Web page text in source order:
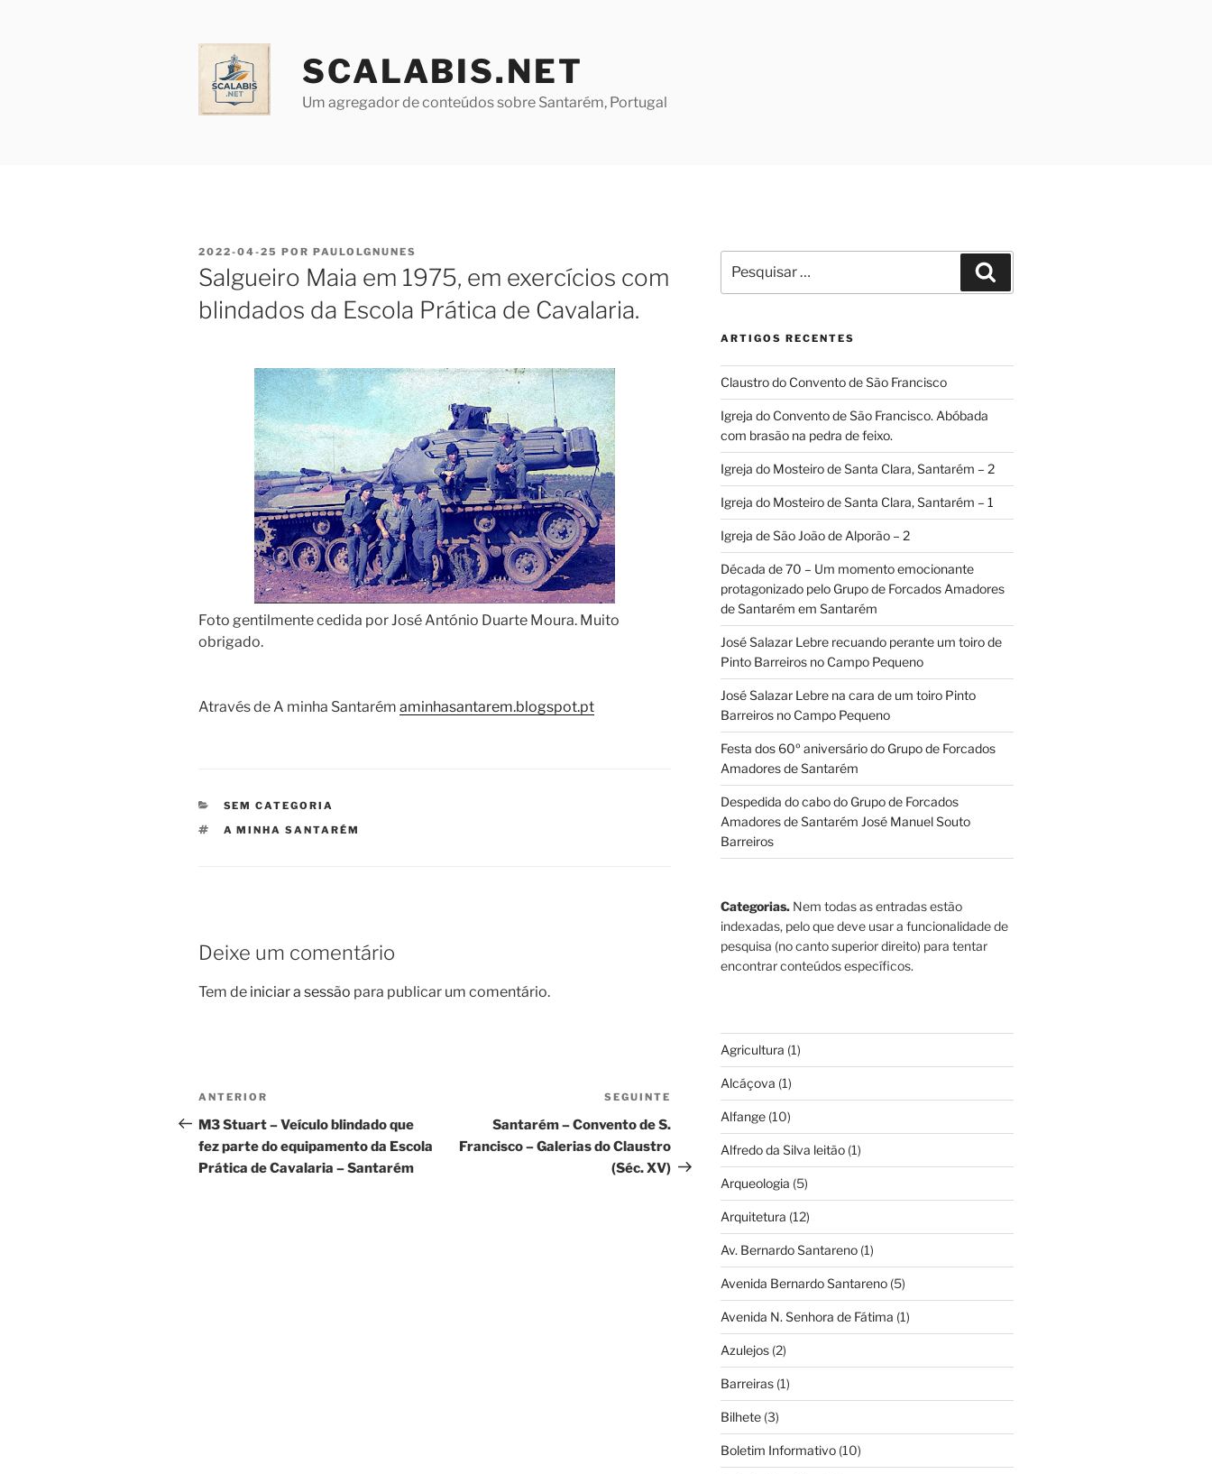
SCALABIS.NET
Um agregador de conteúdos sobre Santarém, Portugal
PUBLICADO
EM
2022-04-25 POR PAULOLGNUNES
Salgueiro Maia em 1975, em exercícios com
blindados da Escola Prática de Cavalaria.
Foto gentilmente cedida por José António Duarte Moura. Muito
obrigado.
Através de A minha Santarém aminhasantarem.blogspot.pt
CATEGORIAS
SEM CATEGORIA
ETIQUETAS
A MINHA SANTARÉM
Deixe um comentário
Tem de iniciar a sessão para publicar um comentário.
Navegação
de
artigos
Conteúdo
anterior
ANTERIOR
M3 Stuart – Veículo blindado que
fez parte do equipamento da Escola
Prática de Cavalaria – Santarém
Conteúdo
seguinte
SEGUINTE
Santarém – Convento de S.
Francisco – Galerias do Claustro
(Séc. XV)
por:
ARTIGOS RECENTES
Claustro do Convento de São Francisco
Igreja do Convento de São Francisco. Abóbada
com brasão na pedra de feixo.
Igreja do Mosteiro de Santa Clara, Santarém – 2
Igreja do Mosteiro de Santa Clara, Santarém – 1
Igreja de São João de Alporão – 2
Década de 70 – Um momento emocionante
protagonizado pelo Grupo de Forcados Amadores
de Santarém em Santarém
José Salazar Lebre recuando perante um toiro de
Pinto Barreiros no Campo Pequeno
José Salazar Lebre na cara de um toiro Pinto
Barreiros no Campo Pequeno
Festa dos 60º aniversário do Grupo de Forcados
Amadores de Santarém
Despedida do cabo do Grupo de Forcados
Amadores de Santarém José Manuel Souto
Barreiros
Categorias.Nem todas as entradas estão
indexadas, pelo que deve usar a funcionalidade de
pesquisa (no canto superior direito) para tentar
encontrar conteúdos específicos.
Agricultura (1)
Alcáçova (1)
Alfange(10)
Alfredo da Silva leitão(1)
Arqueologia (5)
Arquitetura (12)
Av. Bernardo Santareno(1)
Avenida Bernardo Santareno(5)
Avenida N. Senhora de Fátima (1)
Azulejos(2)
Barreiras(1)
Bilhete(3)
Boletim Informativo(10)